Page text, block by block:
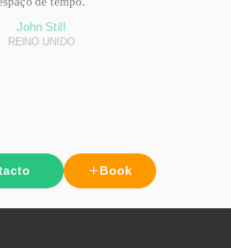
John Still
REINO UNIDO
Book